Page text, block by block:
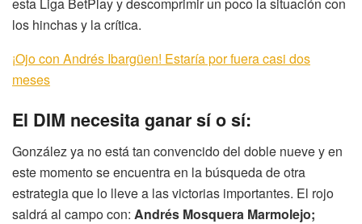
los hinchas y la crítica.
¡Ojo con Andrés Ibargüen! Estaría por fuera casi dos
meses
El DIM necesita ganar sí o sí:
González ya no está tan convencido del doble nueve y en
este momento se encuentra en la búsqueda de otra
estrategia que lo lleve a las victorias importantes. El rojo
saldrá al campo con: Andrés Mosquera Marmolejo;